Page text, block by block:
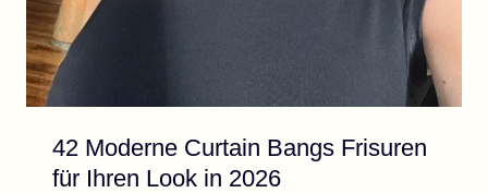
42 Moderne Curtain Bangs Frisuren
für Ihren Look in 2026